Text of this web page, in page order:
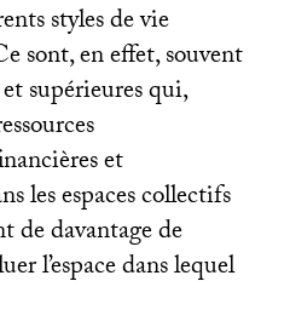
styles de vie
sont, en effet, souvent
supérieures qui,
et
les espaces collectifs
de davantage de
l’espace dans lequel